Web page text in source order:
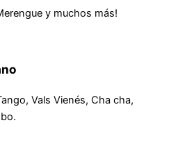
y muchos más!
Vals Vienés, Cha cha,